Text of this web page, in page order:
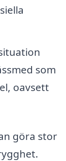
som
oavsett
göra stor